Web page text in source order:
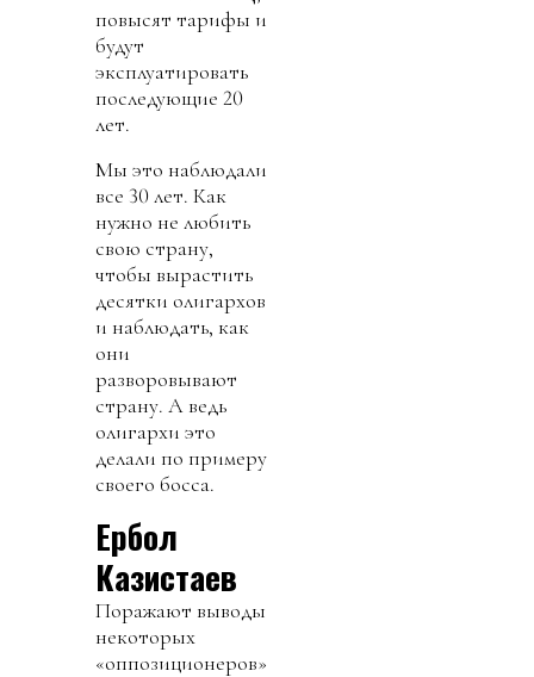
повысят тарифы и
будут
эксплуатировать
последующие 20
лет.
Мы это наблюдали
все 30 лет. Как
нужно не любить
свою страну,
чтобы вырастить
десятки олигархов
и наблюдать, как
они
разворовывают
страну. А ведь
олигархи это
делали по примеру
своего босса.
Ербол
Казистаев
Поражают выводы
некоторых
«оппозиционеров»